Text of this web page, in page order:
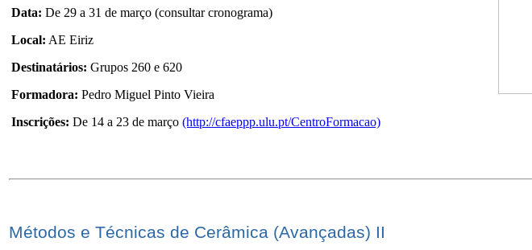
Data: De 29 a 31 de março (consultar cronograma)
Local: AE Eiriz
Destinatários: Grupos 260 e 620
Formadora: Pedro Miguel Pinto Vieira
Inscrições: De 14 a 23 de março (http://cfaeppp.ulu.pt/CentroFormacao)
Métodos e Técnicas de Cerâmica (Avançadas) II